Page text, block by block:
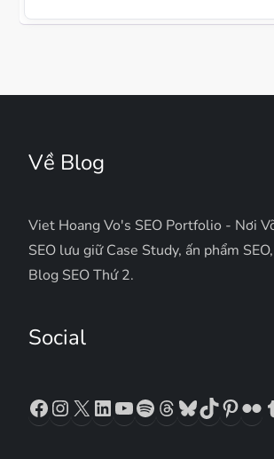
Về Blog
Viet Hoang Vo's SEO Portfolio - Nơi
SEO lưu giữ Case Study, ấn phẩm
Blog SEO Thứ 2.
Social
Facebook
Instagram
X LinkedIn
YouTube
Spotify
Threads
Bluesky
TikTok